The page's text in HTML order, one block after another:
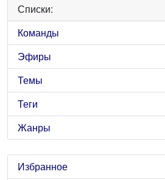
Списки:
Команды
Эфиры
Темы
Теги
Жанры
Избранное